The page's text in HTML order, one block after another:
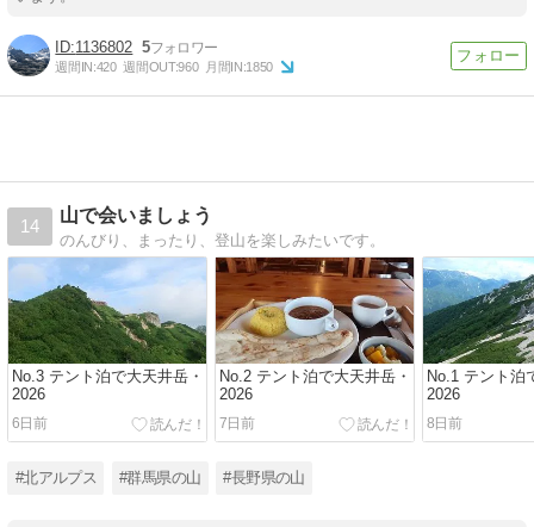
1136802 5
週間IN:420 週間OUT:960 月間IN:1850
14
山で会いましょう
のんびり、まったり、登山を楽しみたいです。
No.3 テント泊で大天井岳・
2026
6日前
No.2 テント泊で大天井岳・
2026
7日前
No.1 テント泊
2026
8日前
#北アルプス #群馬県の山 #長野県の山